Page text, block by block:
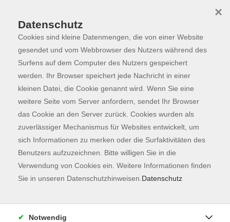
Skip to main content
Programm
Der Kurs konnte nicht gefunden werden.
Kontaktformular
Impressum
AGB
Datenschutzerklärung
Datenschutz
Cookies sind kleine Datenmengen, die von einer Website
gesendet und vom Webbrowser des Nutzers während des
Surfens auf dem Computer des Nutzers gespeichert
werden. Ihr Browser speichert jede Nachricht in einer
kleinen Datei, die Cookie genannt wird. Wenn Sie eine
weitere Seite vom Server anfordern, sendet Ihr Browser
das Cookie an den Server zurück. Cookies wurden als
zuverlässiger Mechanismus für Websites entwickelt, um
sich Informationen zu merken oder die Surfaktivitäten des
Benutzers aufzuzeichnen. Bitte willigen Sie in die
Verwendung von Cookies ein. Weitere Informationen finden
Sie in unseren Datenschutzhinweisen. Datenschutz
×
Notwendig